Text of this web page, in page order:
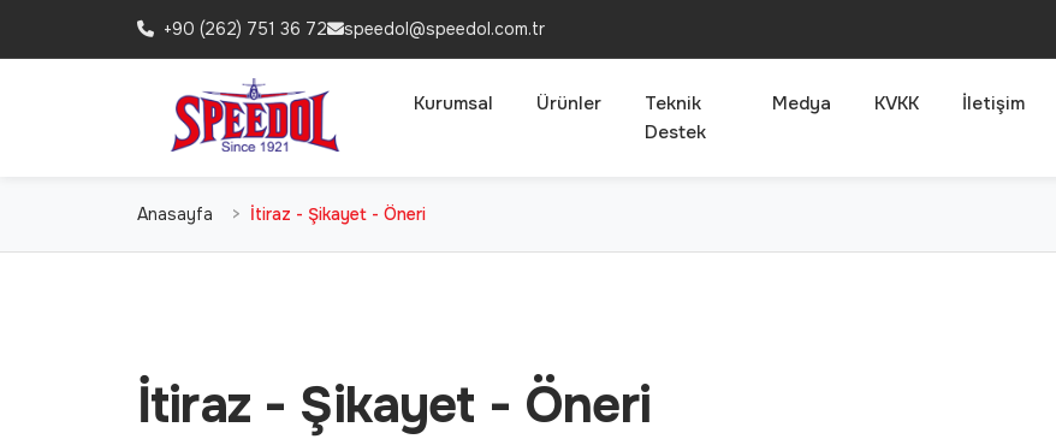
+90 (262) 751 36 72 speedol@speedol.com.tr
Kurumsal Ürünler
Teknik
Destek
Medya KVKK İletişim
Anasayfa İtiraz - Şikayet - Öneri
İtiraz - Şikayet - Öneri